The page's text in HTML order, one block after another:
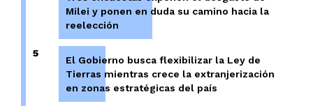
Milei y ponen en duda su camino hacia la
reelección
5
El Gobierno busca flexibilizar la Ley de
Tierras mientras crece la extranjerización
en zonas estratégicas del país